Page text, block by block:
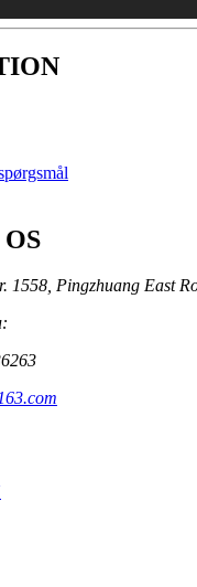
1558, Pingzhuang East